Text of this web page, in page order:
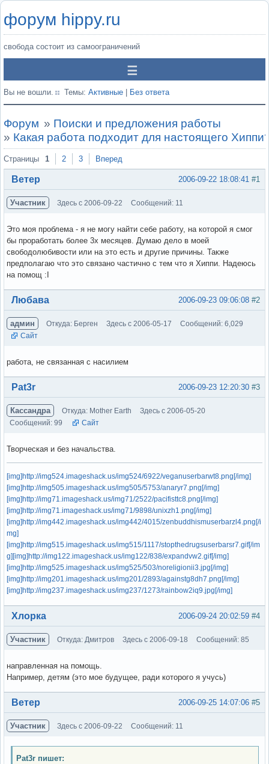
форум hippy.ru
свобода состоит из самоограничений
Вы не вошли. Темы: Активные Без ответа
Форум » Поиски и предложения работы
» Какая работа подходит для настоящего
Страницы 1 2 3 Вперед
#1
2006-09-22 18:08:41
Ветер
Участник Здесь с 2006-09-22 Сообщений: 11
Это моя проблема - я не могу найти себе работу, на которой я смог
бы проработать более 3х месяцев. Думаю дело в моей
свободолюбивости или на это есть и другие причины. Также
предполагаю что это связано частично с тем что я Хиппи. Надеюсь
на помощ :I
Вне форума #2
2006-09-23 09:06:08
Любава
админ Откуда: Берген Здесь с 2006-05-17
Сообщений: 6,029
Сайт
работа, не связанная с насилием
Вне форума #3
2006-09-23 12:20:30
Pat3r
Кассандра Откуда: Mother Earth
Здесь с 2006-05-20
Сообщений: 99
Сайт
Творческая и без начальства.
[img]http://img524.imageshack.us/img524/6922/veganuserbarwt8.png[/img]
[img]http://img505.imageshack.us/img505/5753/anaryr7.png[/img]
[img]http://img71.imageshack.us/img71/2522/pacifisttc8.png[/img]
[img]http://img71.imageshack.us/img71/9898/unixzh1.png[/img]
[img]http://img442.imageshack.us/img442/4015/zenbuddhismuserbarzl4.png[/i
mg]
[img]http://img515.imageshack.us/img515/1117/stopthedrugsuserbarsr7.gif[/im
g][img]http://img122.imageshack.us/img122/838/expandvw2.gif[/img]
[img]http://img525.imageshack.us/img525/503/noreligionii3.jpg[/img]
[img]http://img201.imageshack.us/img201/2893/againstg8dh7.png[/img]
[img]http://img237.imageshack.us/img237/1273/rainbow2iq9.jpg[/img]
Вне форума #4
2006-09-24 20:02:59
Хлорка
Участник Откуда: Дмитров Здесь с 2006-09-18 Сообщений: 85
направленная на помощь.
Например, детям (это мое будущее, ради которого я учусь)
Вне форума #5
2006-09-25 14:07:06
Ветер
Участник Здесь с 2006-09-22 Сообщений: 11
Pat3r пишет: